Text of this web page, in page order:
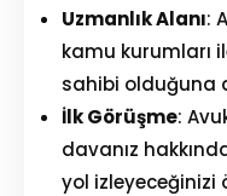
Uzmanlık Alanı:
kamu kurumları
sahibi olduğuna
İlk Görüşme:
davanız
yol izleyeceğinizi